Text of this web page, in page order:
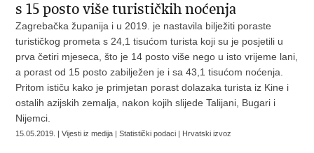
s 15 posto više turističkih noćenja
Zagrebačka županija i u 2019. je nastavila bilježiti poraste
turističkog prometa s 24,1 tisućom turista koji su je posjetili u
prva četiri mjeseca, što je 14 posto više nego u isto vrijeme lani,
a porast od 15 posto zabilježen je i sa 43,1 tisućom noćenja.
Pritom ističu kako je primjetan porast dolazaka turista iz Kine i
ostalih azijskih zemalja, nakon kojih slijede Talijani, Bugari i
Nijemci.
15.05.2019. | Vijesti iz medija | Statistički podaci | Hrvatski izvoz